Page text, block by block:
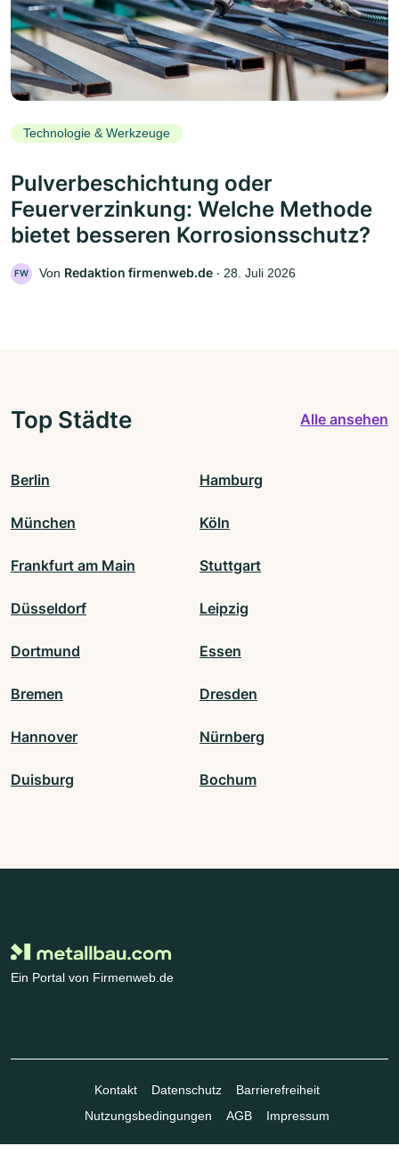
Technologie & Werkzeuge
Pulverbeschichtung oder
Feuerverzinkung: Welche Methode
bietet besseren Korrosionsschutz?
FW Von Redaktion firmenweb.de ‧ 28. Juli 2026
Top Städte Alle ansehen
Berlin Hamburg
München Köln
Frankfurt am Main Stuttgart
Düsseldorf Leipzig
Dortmund Essen
Bremen Dresden
Hannover Nürnberg
Duisburg Bochum
Ein Portal von Firmenweb.de
Kontakt Datenschutz
Barrierefreiheit
Nutzungsbedingungen
AGB Impressum